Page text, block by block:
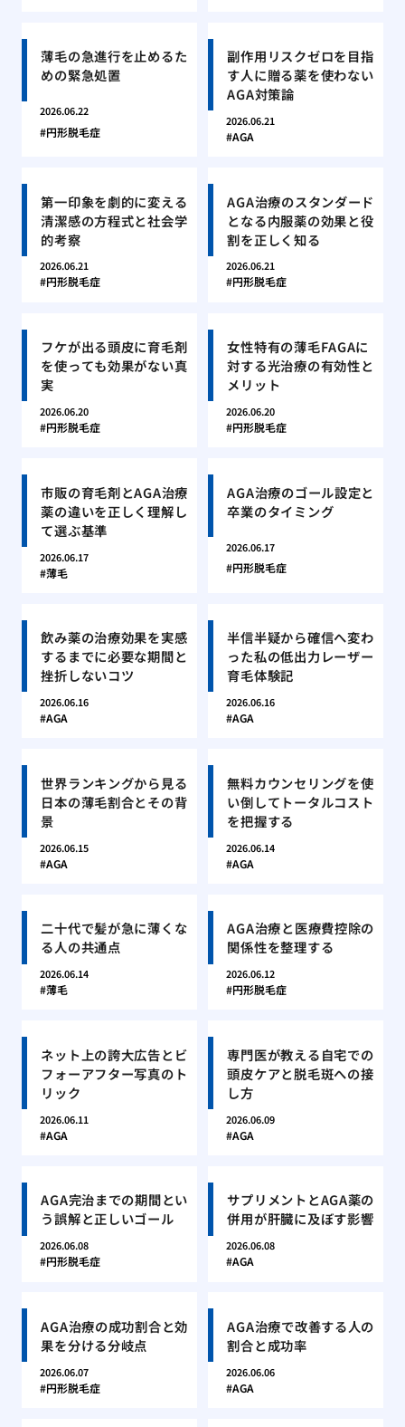
薄毛の急進行を止めるた
めの緊急処置
2026.06.22
円形脱毛症
副作用リスクゼロを目指
す人に贈る薬を使わない
AGA対策論
2026.06.21
AGA
第一印象を劇的に変える
清潔感の方程式と社会学
的考察
2026.06.21
円形脱毛症
AGA治療のスタンダード
となる内服薬の効果と役
割を正しく知る
2026.06.21
円形脱毛症
フケが出る頭皮に育毛剤
を使っても効果がない真
実
2026.06.20
円形脱毛症
女性特有の薄毛FAGAに
対する光治療の有効性と
メリット
2026.06.20
円形脱毛症
市販の育毛剤とAGA治療
薬の違いを正しく理解し
て選ぶ基準
2026.06.17
薄毛
AGA治療のゴール設定と
卒業のタイミング
2026.06.17
円形脱毛症
飲み薬の治療効果を実感
するまでに必要な期間と
挫折しないコツ
2026.06.16
AGA
半信半疑から確信へ変わ
った私の低出力レーザー
育毛体験記
2026.06.16
AGA
世界ランキングから見る
日本の薄毛割合とその背
景
2026.06.15
AGA
無料カウンセリングを使
い倒してトータルコスト
を把握する
2026.06.14
AGA
二十代で髪が急に薄くな
る人の共通点
2026.06.14
薄毛
AGA治療と医療費控除の
関係性を整理する
2026.06.12
円形脱毛症
ネット上の誇大広告とビ
フォーアフター写真のト
リック
2026.06.11
AGA
専門医が教える自宅での
頭皮ケアと脱毛斑への接
し方
2026.06.09
AGA
AGA完治までの期間とい
う誤解と正しいゴール
2026.06.08
円形脱毛症
サプリメントとAGA薬の
併用が肝臓に及ぼす影響
2026.06.08
AGA
AGA治療の成功割合と効
果を分ける分岐点
2026.06.07
円形脱毛症
AGA治療で改善する人の
割合と成功率
2026.06.06
AGA